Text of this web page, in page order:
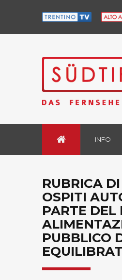
INFO
RUBRICA
OSPITI
PARTE
PUBBLICO